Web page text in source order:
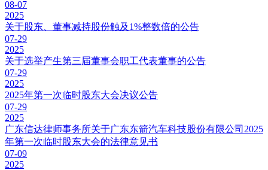
08-07
2025
关于股东、董事减持股份触及1%整数倍的公告
07-29
2025
关于选举产生第三届董事会职工代表董事的公告
07-29
2025
2025年第一次临时股东大会决议公告
07-29
2025
广东信达律师事务所关于广东东箭汽车科技股份有限公司2025
年第一次临时股东大会的法律意见书
07-09
2025